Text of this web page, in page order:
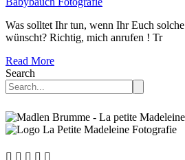
Was solltet Ihr tun, wenn Ihr Euch
wünscht? Richtig, mich anrufen ! Tr
Read More
Search